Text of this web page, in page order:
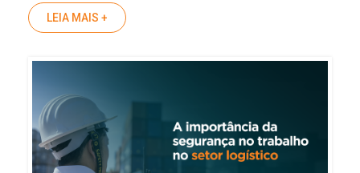
LEIA MAIS +